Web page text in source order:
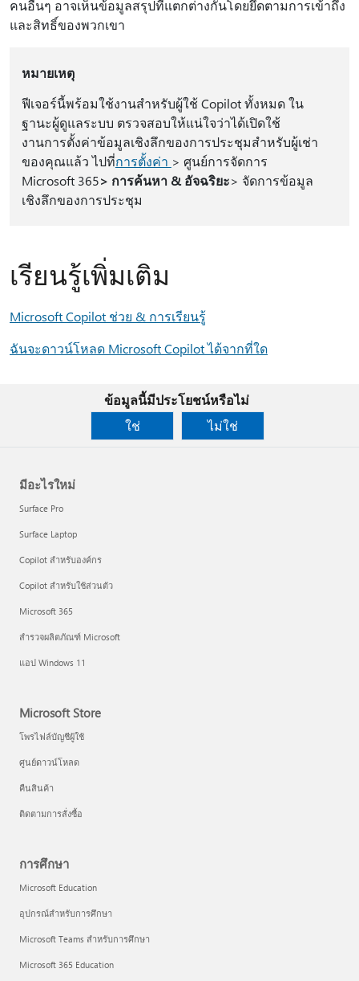
คนอื่นๆ อาจเห็นข้อมูลสรุปที่แตกต่างกันโดยยึดตามการเข้าถึง
และสิทธิ์ของพวกเขา
หมายเหตุ
ฟีเจอร์นี้พร้อมใช้งานสําหรับผู้ใช้ Copilot ทั้งหมด ใน
ฐานะผู้ดูแลระบบ ตรวจสอบให้แน่ใจว่าได้เปิดใช้
งานการตั้งค่าข้อมูลเชิงลึกของการประชุมสําหรับผู้เช่า
ของคุณแล้ว ไปที่การตั้งค่า > ศูนย์การจัดการ
Microsoft 365> การค้นหา & อัจฉริยะ> จัดการข้อมูล
เชิงลึกของการประชุม
เรียนรู้เพิ่มเติม
Microsoft Copilot ช่วย & การเรียนรู้
ฉันจะดาวน์โหลด Microsoft Copilot ได้จากที่ใด
ข้อมูลนี้มีประโยชน์หรือไม่
ใช่
ไม่ใช่
มีอะไรใหม่
Surface Pro
Surface Laptop
Copilot สำหรับองค์กร
Copilot สำหรับใช้ส่วนตัว
Microsoft 365
สำรวจผลิตภัณฑ์ Microsoft
แอป Windows 11
Microsoft Store
โพรไฟล์บัญชีผู้ใช้
ศูนย์ดาวน์โหลด
คืนสินค้า
ติดตามการสั่งซื้อ
การศึกษา
Microsoft Education
อุปกรณ์สำหรับการศึกษา
Microsoft Teams สำหรับการศึกษา
Microsoft 365 Education